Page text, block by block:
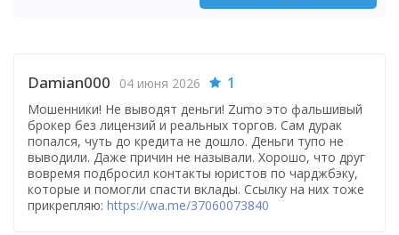
Damian000 04 июня 2026 1
Мошенники! Не выводят деньги! Zumo это фальшивый
брокер без лицензий и реальных торгов. Сам дурак
попался, чуть до кредита не дошло. Деньги тупо не
выводили. Даже причин не называли. Хорошо, что друг
вовремя подбросил контакты юристов по чарджбэку,
которые и помогли спасти вклады. Ссылку на них тоже
прикрепляю: https://wa.me/37060073840